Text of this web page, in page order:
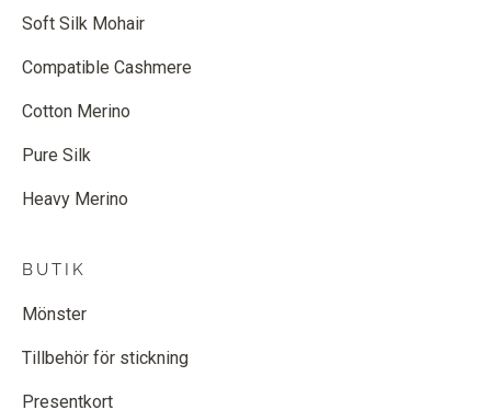
Soft Silk Mohair
Compatible Cashmere
Cotton Merino
Pure Silk
Heavy Merino
BUTIK
Mönster
Tillbehör för stickning
Presentkort